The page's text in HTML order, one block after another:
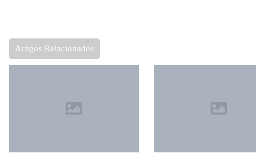
Artigos Relacionados